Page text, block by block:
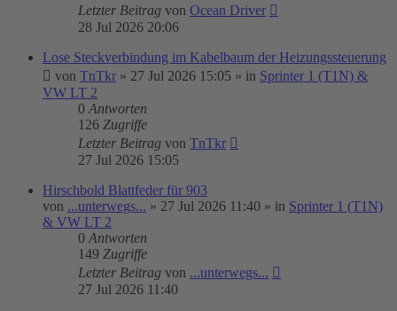
Letzter Beitrag von Ocean Driver
28 Jul 2026 20:06
Lose Steckverbindung im Kabelbaum der Heizungssteuerung
von TnTkr » 27 Jul 2026 15:05 » in Sprinter 1 (T1N) &
VW LT 2
0 Antworten
126 Zugriffe
Letzter Beitrag von TnTkr
27 Jul 2026 15:05
Hirschbold Blattfeder für 903
von ...unterwegs... » 27 Jul 2026 11:40 » in Sprinter 1 (T1N)
& VW LT 2
0 Antworten
149 Zugriffe
Letzter Beitrag von ...unterwegs...
27 Jul 2026 11:40